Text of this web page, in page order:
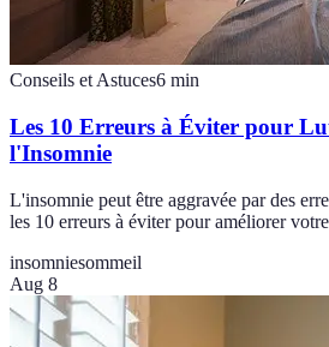
Conseils et Astuces6 min
Les 10 Erreurs à Éviter pour
l'Insomnie
L'insomnie peut être aggravée par des
les 10 erreurs à éviter pour améliorer
insomniesommeil
Aug 8